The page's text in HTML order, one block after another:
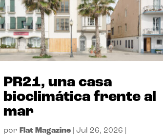
PR21, una casa
bioclimática frente al
mar
por Flat Magazine| Jul 26, 2026